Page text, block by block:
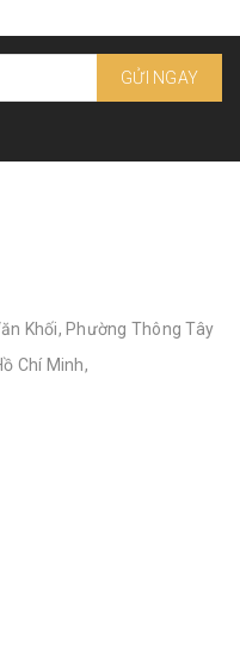
GỬI NGAY
Khối, Phường Thông Tây
Chí Minh,